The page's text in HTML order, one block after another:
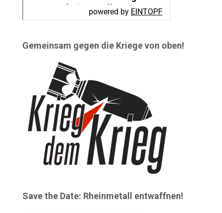
Gemeinsam gegen die Kriege von oben!
Save the Date: Rheinmetall entwaffnen!